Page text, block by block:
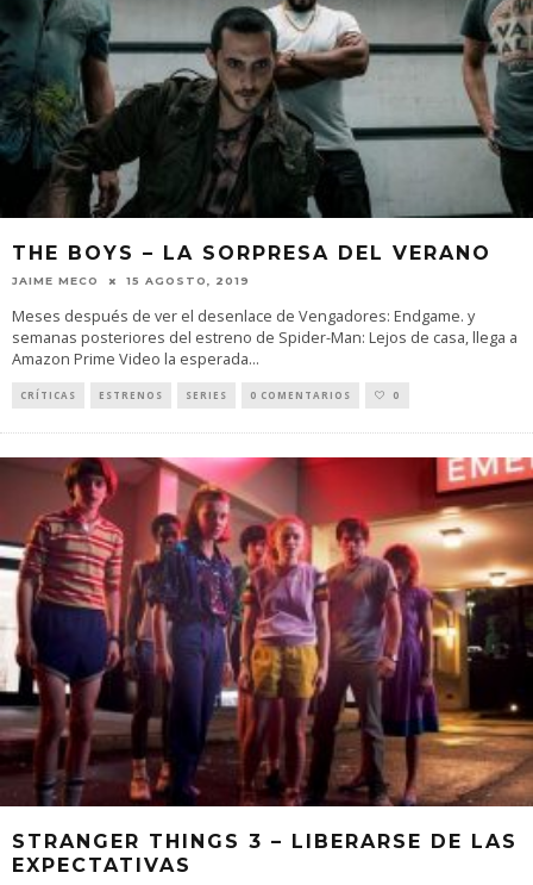
THE BOYS – LA SORPRESA DEL VERANO
JAIME MECO 15 AGOSTO, 2019
Meses después de ver el desenlace de Vengadores: Endgame. y
semanas posteriores del estreno de Spider-Man: Lejos de casa, llega a
Amazon Prime Video la esperada...
CRÍTICAS ESTRENOS SERIES 0 COMENTARIOS 0
STRANGER THINGS 3 – LIBERARSE DE LAS
EXPECTATIVAS